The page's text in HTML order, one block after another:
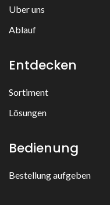
Uber uns
Ablauf
Entdecken
Sortiment
Lösungen
Bedienung
Bestellung aufgeben